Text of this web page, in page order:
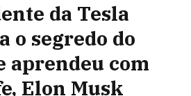
da Tesla
o segredo do
aprendeu com
Elon Musk